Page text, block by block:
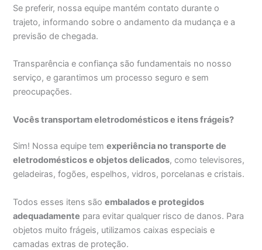
Se preferir, nossa equipe mantém contato durante o
trajeto, informando sobre o andamento da mudança e a
previsão de chegada.
Transparência e confiança são fundamentais no nosso
serviço, e garantimos um processo seguro e sem
preocupações.
Vocês transportam eletrodomésticos e itens frágeis?
Sim! Nossa equipe temexperiência no transporte de
eletrodomésticos e objetos delicados, como televisores,
geladeiras, fogões, espelhos, vidros, porcelanas e cristais.
Todos esses itens sãoembalados e protegidos
adequadamente para evitar qualquer risco de danos. Para
objetos muito frágeis, utilizamos caixas especiais e
camadas extras de proteção.